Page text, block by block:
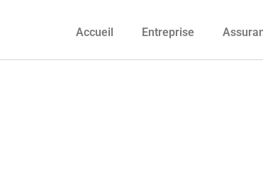
Accueil Entreprise